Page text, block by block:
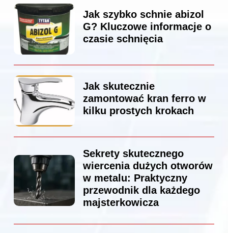
Jak szybko schnie abizol
G? Kluczowe informacje o
czasie schnięcia
Jak skutecznie
zamontować kran ferro w
kilku prostych krokach
Sekrety skutecznego
wiercenia dużych otworów
w metalu: Praktyczny
przewodnik dla każdego
majsterkowicza